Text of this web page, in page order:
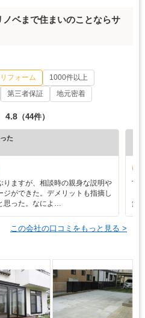
ベまで住まいのことならサ
フォーム
1000件以上
第三者保証 地元密着
4.8 （44件）
た
りますが、相談時の親身な説明や
ができた。デメリットも指摘し
思った。なによ…
営
無
この会社の口コミをもっと見る >